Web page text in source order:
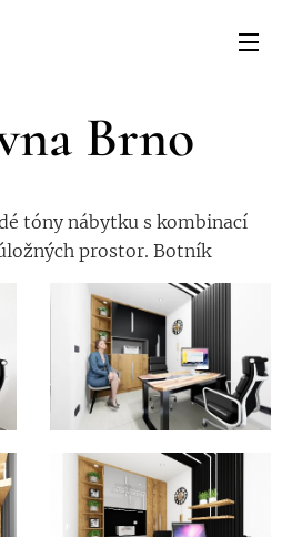
Brno
tóny nábytku s kombinací
prostor. Botník